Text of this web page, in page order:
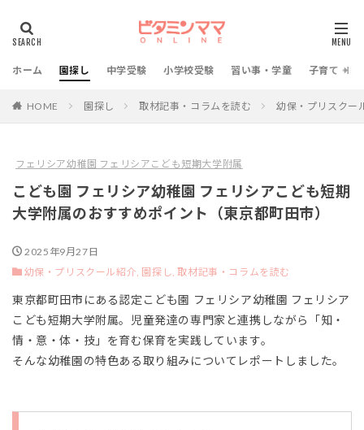
ホーム 園探し 中学受験 小学校受験 習い事・学童 子育て・教
HOME 園探し 取材記事・コラムを読む 幼保・プリスクー
フェリシア幼稚園 フェリシアこども短期大学附属
こども園 フェリシア幼稚園 フェリシアこども短期
大学附属のおすすめポイント（東京都町田市）
2025年9月27日
幼保・プリスクール紹介, 園探し, 取材記事・コラムを読む
東京都町田市にある認定こども園 フェリシア幼稚園 フェリシア
こども短期大学附属。児童発達の専門家と連携しながら「知・
情・意・体・技」を育む保育を実践しています。
そんな幼稚園の特色ある取り組みについてレポートしました。